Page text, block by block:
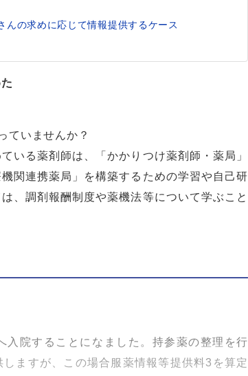
んの求めに応じて情報提供するケース
ていませんか？
いる薬剤師は、「かかりつけ薬剤師・薬局」
関連携薬局」を構築するための学習や自己研
、調剤報酬制度や薬機法等について学ぶこと
院することになました。持参薬の整理を行
ますが、この場合服薬情報等提供料3を算定